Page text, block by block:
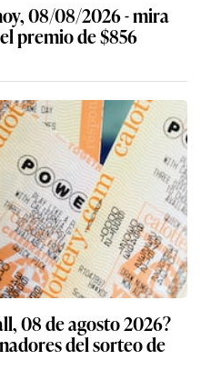
08/08/2026 - mira
premio de $856
08 de agosto 2026?
del sorteo de